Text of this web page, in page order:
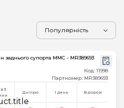
супорта MMC - MR389693
Код: 11998
Партномер: MR389693
3
Дніпро 1 день В дорозі